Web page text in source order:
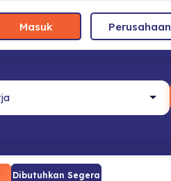
Masuk Perusahaan
Dibutuhkan Segera